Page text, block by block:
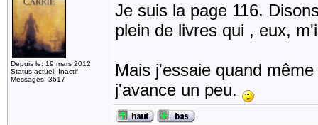
Depuis le: 19 mars 2012
Status actuel: Inactif
Messages: 3617
Je suis la page 116.
plein de livres qui , eux,
Mais j'essaie quand
j'avance un peu.